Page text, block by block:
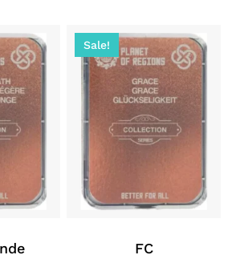
No products in the cart.
Go To Shop
€139,00
€139,00
Sale!
FC